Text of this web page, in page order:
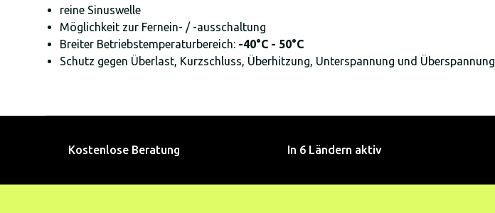
reine Sinuswelle
Möglichkeit zur Fernein- / -ausschaltung
Breiter Betriebstemperaturbereich: -40°C - 50°C
Schutz gegen Überlast, Kurzschluss, Überhitzung, Unterspannung und Überspannung
Kostenlose Beratung In 6 Ländern aktiv